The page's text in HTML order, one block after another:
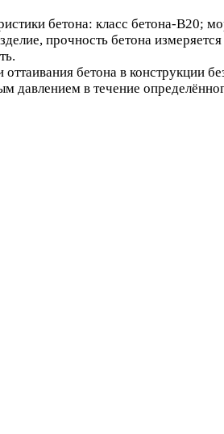
бетона: класс бетона-В20;
прочность бетона
бетона в конструкции
давлением в течение